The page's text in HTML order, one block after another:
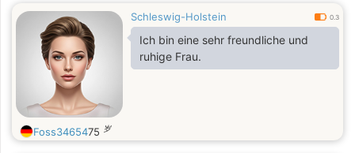
Schleswig-Holstein 0.3
Ich bin eine sehr freundliche und
ruhige Frau.
Foss3465475 岁